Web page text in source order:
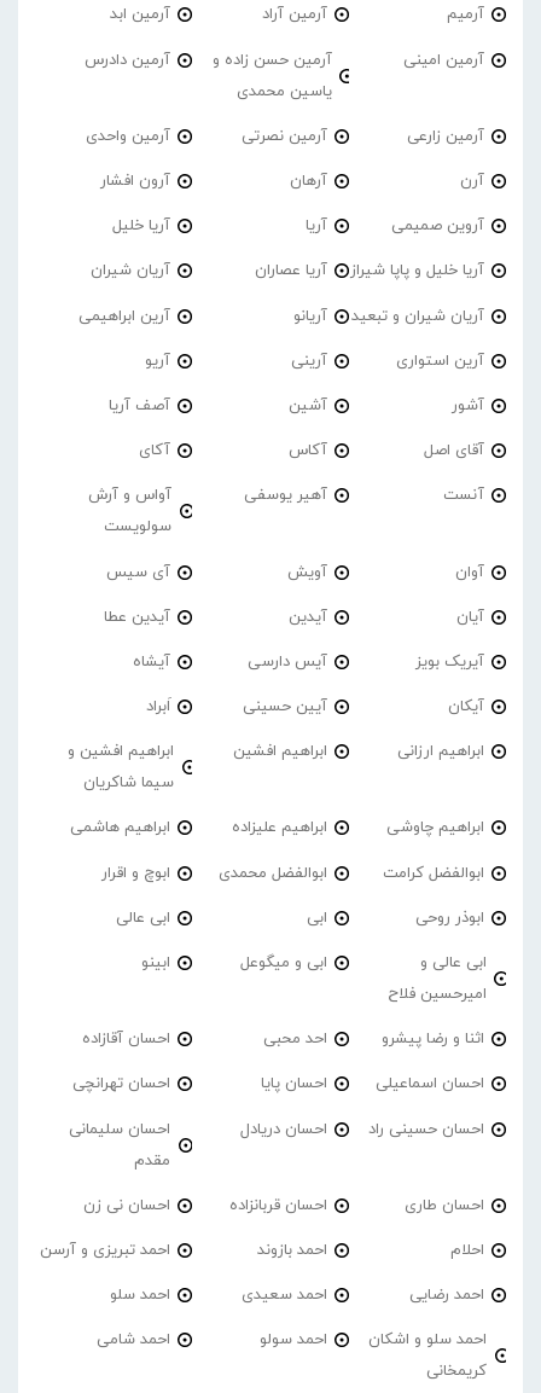
آرمیم آرمین آراد آرمین ابد
آرمین امینی
آرمین حسن زاده و
یاسین محمدی
آرمین دادرس
آرمین زارعی آرمین نصرتی آرمین واحدی
آرن آرهان آرون افشار
آروین صمیمی آریا آریا خلیل
آریا خلیل و پاپا شیراز آریا عصاران آریان شیران
آریان شیران و تبعید آریانو آرین ابراهیمی
آرین استواری آرینی آریو
آشور آشین آصف آریا
آقای اصل آکاس آکای
آنست آهیر یوسفی
آواس و آرش
سولویست
آوان آویش آی سیس
آیان آیدین آیدین عطا
آیریک بویز آیس دارسی آیشاه
آیکان آیین حسینی اَبراد
ابراهیم ارزانی ابراهیم افشین
ابراهیم افشین و
سیما شاکریان
ابراهیم چاوشی ابراهیم علیزاده ابراهیم هاشمی
ابوالفضل کرامت ابوالفضل محمدی ابوچ و اقرار
ابوذر روحی ابی ابی عالی
ابی عالی و
امیرحسین فلاح
ابی و میگوعل ابینو
اثنا و رضا پیشرو احد محبی احسان آقازاده
احسان اسماعیلی احسان پایا احسان تهرانچی
احسان حسینی راد احسان دریادل
احسان سلیمانی
مقدم
احسان طاری احسان قربانزاده احسان نی زن
احلام احمد بازوند احمد تبریزی و آرسن
احمد‌ رضایی احمد سعیدی احمد سلو
احمد سلو و اشکان
کریمخانی
احمد سولو احمد شامی